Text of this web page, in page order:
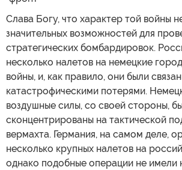
Слава Богу, что характер той войны
значительных возможностей для
стратегических бомбардировок.
несколько налетов на немецкие
войны, и, как правило, они были
катастрофическими потерями.
воздушные силы, со своей стороны,
сконцентрированы на тактической
вермахта. Германия, на самом деле,
несколько крупных налетов на
однако подобные операции не имели